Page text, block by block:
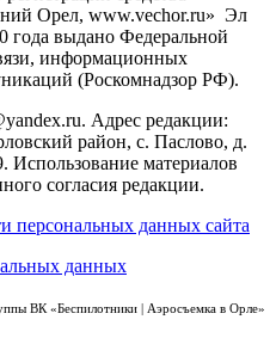
Орел, www.vechor.ru» Эл
выдано Федеральной
информационных
(Роскомнадзор РФ).
Адрес редакции:
район, с. Паслово, д.
Использование материалов
согласия редакции.
персональных данных сайта
данных
ВК «Беспилотники | Аэросъемка в Орле»